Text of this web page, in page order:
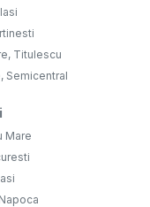
Titulescu
Semicentral
Mare